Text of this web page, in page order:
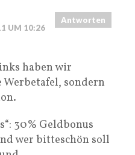
UM 10:26
Antworten
haben wir
sondern
30% Geldbonus
wer bitteschön soll